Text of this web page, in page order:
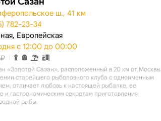
ш., 41 км
782-23-34
Европейская
с 12:00 до 00:00
«Золотой Сазан», расположенный в 20 км от Москвы
старейшего рыболовного клуба с одноименным
отличает любовь к настоящей рыбалке, ее
и гастрономическим секретам приготовления
рыбы.